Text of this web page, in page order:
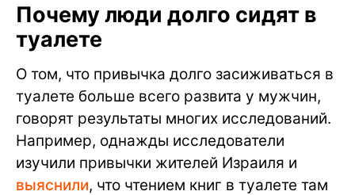
Почему люди долго сидят в
туалете
О том, что привычка долго засиживаться в
туалете больше всего развита у мужчин,
говорят результаты многих исследований.
Например, однажды исследователи
изучили привычки жителей Израиля и
выяснили, что чтением книг в туалете там